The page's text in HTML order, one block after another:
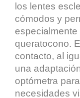
los lentes
cómodos y
queratocono.
contacto, al
una
optómetra
necesidades